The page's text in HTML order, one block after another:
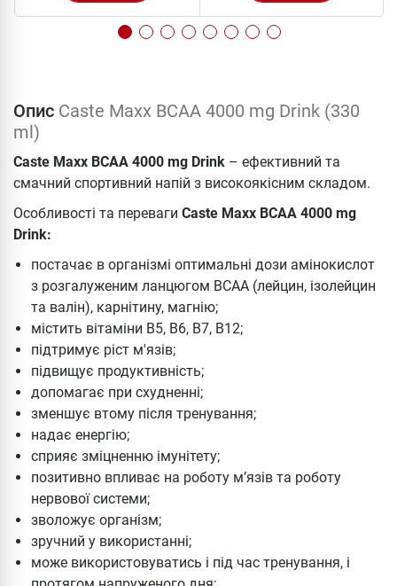
Опис Caste Maxx BCAA 4000 mg Drink (330
ml)
Caste Maxx BCAA 4000 mg Drink – ефективний та
смачний спортивний напій з високоякісним складом.
Особливості та переваги Caste Maxx BCAA 4000 mg
Drink:
постачає в організмі оптимальні дози амінокислот
з розгалуженим ланцюгом ВСАА (лейцин, ізолейцин
та валін), карнітину, магнію;
містить вітаміни В5, В6, В7, В12;
підтримує ріст м'язів;
підвищує продуктивність;
допомагає при схудненні;
зменшує втому після тренування;
надає енергію;
сприяє зміцненню імунітету;
позитивно впливає на роботу м’язів та роботу
нервової системи;
зволожує організм;
зручний у використанні;
може використовуватись і під час тренування, і